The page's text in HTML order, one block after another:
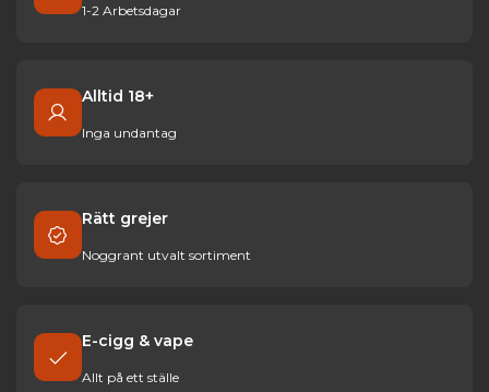
1-2 Arbetsdagar
Alltid 18+
Inga undantag
Rätt grejer
Noggrant utvalt sortiment
E-cigg & vape
Allt på ett ställe